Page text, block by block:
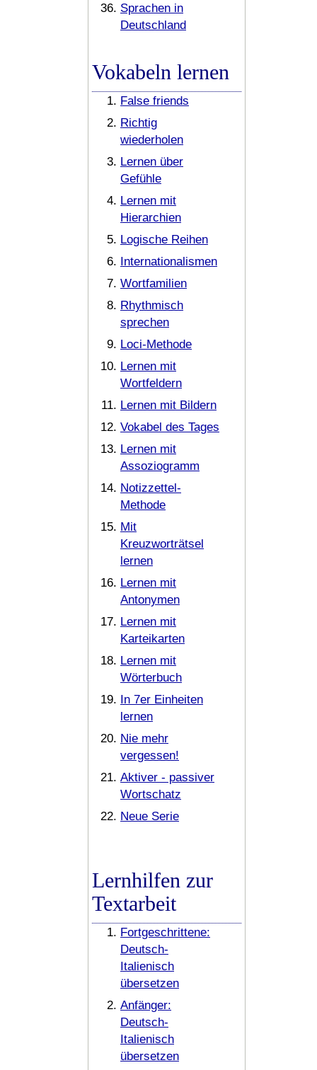
Sprachen in
Deutschland
Vokabeln lernen
False friends
Richtig
wiederholen
Lernen über
Gefühle
Lernen mit
Hierarchien
Logische Reihen
Internationalismen
Wortfamilien
Rhythmisch
sprechen
Loci-Methode
Lernen mit
Wortfeldern
Lernen mit Bildern
Vokabel des Tages
Lernen mit
Assoziogramm
Notizzettel-
Methode
Mit
Kreuzworträtsel
lernen
Lernen mit
Antonymen
Lernen mit
Karteikarten
Lernen mit
Wörterbuch
In 7er Einheiten
lernen
Nie mehr
vergessen!
Aktiver - passiver
Wortschatz
Neue Serie
Lernhilfen zur
Textarbeit
Fortgeschrittene:
Deutsch-
Italienisch
übersetzen
Anfänger:
Deutsch-
Italienisch
übersetzen